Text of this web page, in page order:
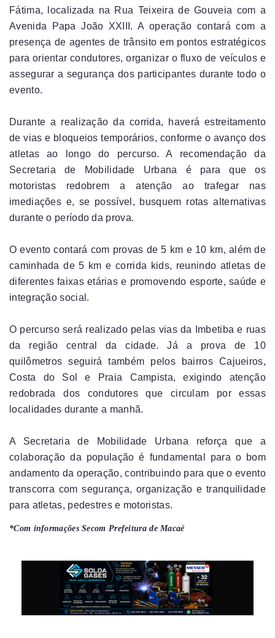
Fátima, localizada na Rua Teixeira de Gouveia com a
Avenida Papa João XXIII. A operação contará com a
presença de agentes de trânsito em pontos estratégicos
para orientar condutores, organizar o fluxo de veículos e
assegurar a segurança dos participantes durante todo o
evento.
Durante a realização da corrida, haverá estreitamento
de vias e bloqueios temporários, conforme o avanço dos
atletas ao longo do percurso. A recomendação da
Secretaria de Mobilidade Urbana é para que os
motoristas redobrem a atenção ao trafegar nas
imediações e, se possível, busquem rotas alternativas
durante o período da prova.
O evento contará com provas de 5 km e 10 km, além de
caminhada de 5 km e corrida kids, reunindo atletas de
diferentes faixas etárias e promovendo esporte, saúde e
integração social.
O percurso será realizado pelas vias da Imbetiba e ruas
da região central da cidade. Já a prova de 10
quilômetros seguirá também pelos bairros Cajueiros,
Costa do Sol e Praia Campista, exigindo atenção
redobrada dos condutores que circulam por essas
localidades durante a manhã.
A Secretaria de Mobilidade Urbana reforça que a
colaboração da população é fundamental para o bom
andamento da operação, contribuindo para que o evento
transcorra com segurança, organização e tranquilidade
para atletas, pedestres e motoristas.
*Com informações Secom Prefeitura de Macaé